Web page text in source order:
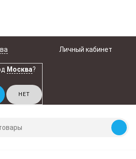
Москва?
Личный кабинет